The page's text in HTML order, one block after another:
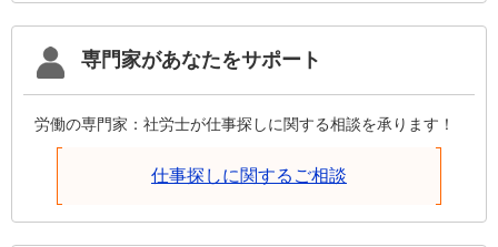
専門家があなたをサポート
労働の専門家：社労士が仕事探しに関する相談を承ります！
仕事探しに関するご相談